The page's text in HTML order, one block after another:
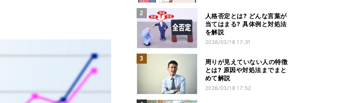
人格否定とは? どんな言葉が
当てはまる? 具体例と対処法
を解説
2026/03/18 17:31
周りが見えていない人の特徴
とは? 原因や対処法までまと
めて解説
2026/03/18 17:52